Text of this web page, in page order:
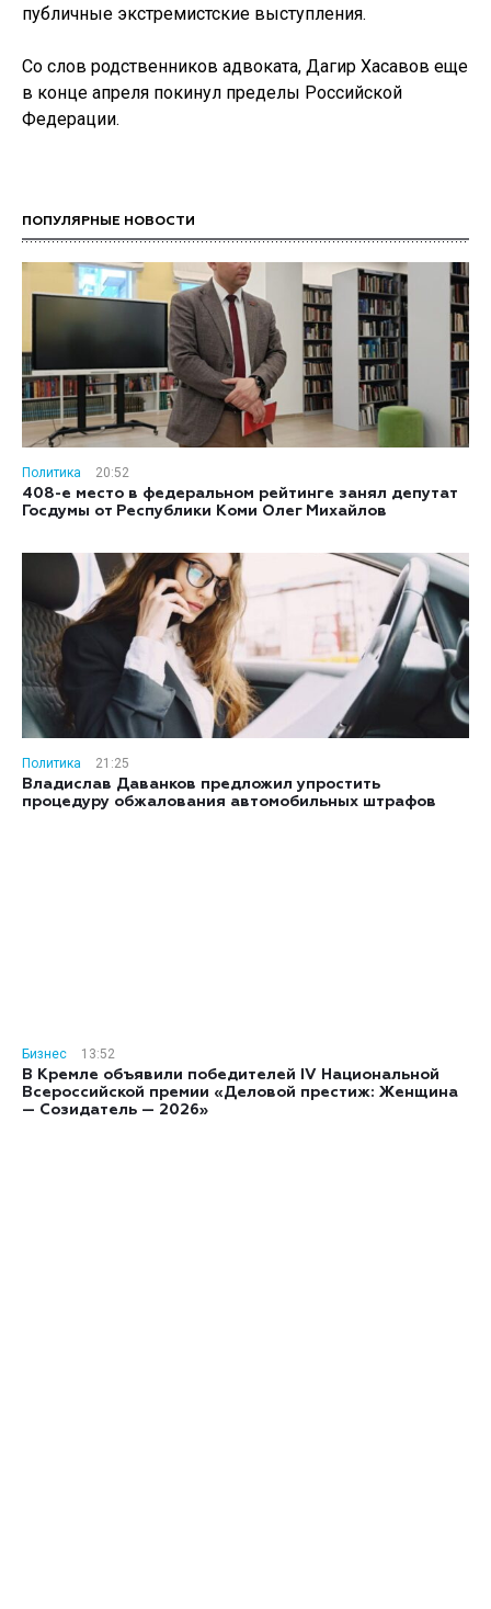
публичные экстремистские выступления.
Со слов родственников адвоката, Дагир Хасавов еще
в конце апреля покинул пределы Российской
Федерации.
ПОПУЛЯРНЫЕ НОВОСТИ
Политика
20:52
408-е место в федеральном рейтинге занял депутат
Госдумы от Республики Коми Олег Михайлов
Политика
21:25
Владислав Даванков предложил упростить
процедуру обжалования автомобильных штрафов
Бизнес
13:52
В Кремле объявили победителей IV Национальной
Всероссийской премии «Деловой престиж: Женщина
— Созидатель — 2026»